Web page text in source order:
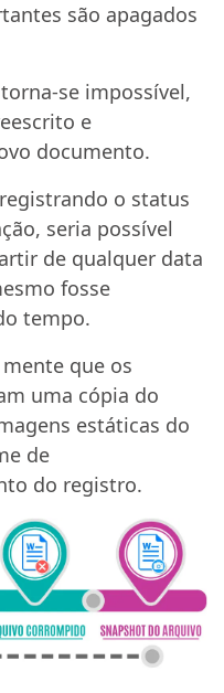
são apagados
se impossível,
e
documento.
o status
seria possível
de qualquer data
fosse
tempo.
que os
uma cópia do
estáticas do
de
do registro.